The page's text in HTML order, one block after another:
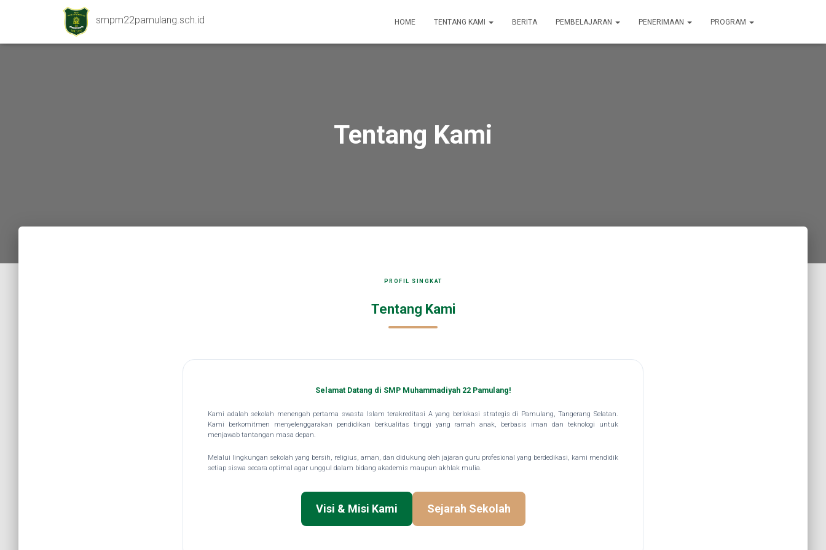
smpm22pamulang.sch.id HOME TENTANG KAMI BERITA PEMBELAJARAN PENERIMAAN PROGRAM
Tentang Kami
PROFIL SINGKAT
Tentang Kami
Selamat Datang di SMP Muhammadiyah 22 Pamulang!
Kami adalah sekolah menengah pertama swasta Islam terakreditasi A yang berlokasi strategis di Pamulang, Tangerang Selatan.
Kami berkomitmen menyelenggarakan pendidikan berkualitas tinggi yang ramah anak, berbasis iman dan teknologi untuk
menjawab tantangan masa depan.
Melalui lingkungan sekolah yang bersih, religius, aman, dan didukung oleh jajaran guru profesional yang berdedikasi, kami mendidik
setiap siswa secara optimal agar unggul dalam bidang akademis maupun akhlak mulia.
Visi & Misi Kami Sejarah Sekolah